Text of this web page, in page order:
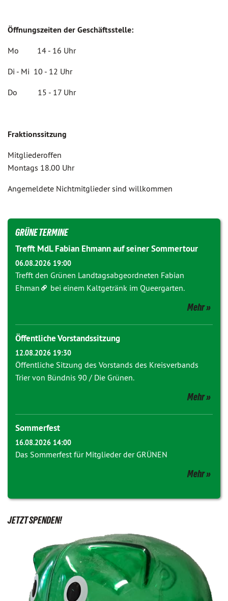
Öffnungszeiten der Geschäftsstelle:
Mo 14 - 16 Uhr
Di - Mi 10 - 12 Uhr
Do 15 - 17 Uhr
Fraktionssitzung
Mitgliederoffen
Montags 18.00 Uhr
Angemeldete Nichtmitglieder sind willkommen
GRÜNE TERMINE
Trefft MdL Fabian Ehmann auf seiner Sommertour
06.08.2026 19:00
Trefft den Grünen Landtagsabgeordneten Fabian
Ehman
bei einem Kaltgetränk im Queergarten.
Mehr
Öffentliche Vorstandssitzung
12.08.2026 19:30
Öffentliche Sitzung des Vorstands des Kreisverbands
Trier von Bündnis 90 / Die Grünen.
Mehr
Sommerfest
16.08.2026 14:00
Das Sommerfest für Mitglieder der GRÜNEN
Mehr
JETZT SPENDEN!